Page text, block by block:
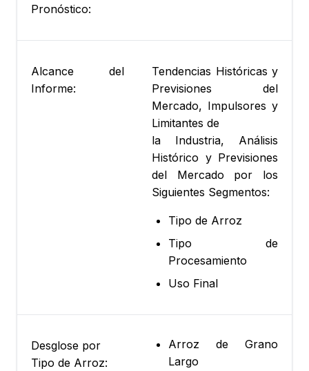
Pronóstico:
Alcance del
Informe:
Tendencias Históricas y
Previsiones del
Mercado, Impulsores y
Limitantes de
la Industria, Análisis
Histórico y Previsiones
del Mercado por los
Siguientes Segmentos:
Tipo de Arroz
Tipo de
Procesamiento
Uso Final
Desglose por
Tipo de Arroz:
Arroz de Grano
Largo